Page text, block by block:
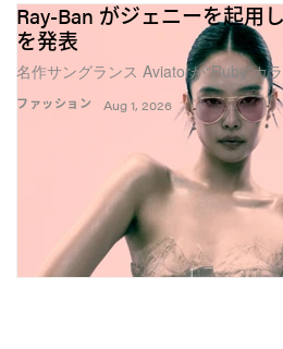
ファッション
Ray-Ban がジェニーを起用
を発表
名作サングランス Aviatorが“Ruby”カ
Aug 1, 2026